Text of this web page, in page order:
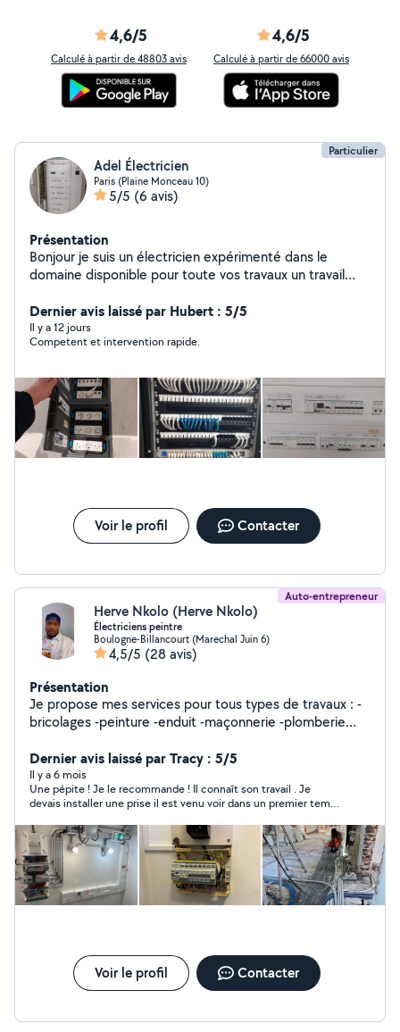
4,6/5
Calculé à partir de 48803 avis
4,6/5
Calculé à partir de 66000 avis
Particulier
Adel Électricien
Paris (Plaine Monceau 10)
5/5 (6 avis)
Présentation
Bonjour je suis un électricien expérimenté dans le
domaine disponible pour toute vos travaux un travail
Dernier avis laissé par Hubert : 5/5
Il y a 12 jours
Competent et intervention rapide.
Voir le profil Contacter
Auto-entrepreneur
Herve Nkolo (Herve Nkolo)
Électriciens peintre
Boulogne-Billancourt (Marechal Juin 6)
4,5/5 (28 avis)
Présentation
Je propose mes services pour tous types de travaux : -
bricolages -peinture -enduit -maçonnerie -plomberie
meubles -et petits dépannages. Sérieux, ponctuel et
polyvalent, je m'adapte à vos besoins. Mes expériences
professionnelles m'ont apportés le goût du travail bien
fait, la réactivité et la fiabilité. Hervé
Dernier avis laissé par Tracy : 5/5
Il y a 6 mois
Une pépite ! Je le recommande ! Il connaît son travail . Je
devais installer une prise il est venu voir dans un premier temps
Voir le profil Contacter